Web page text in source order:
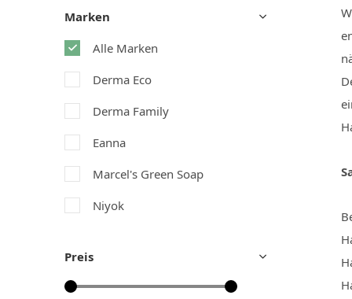
Marken
Alle Marken
Derma Eco
Derma Family
Eanna
Marcel's Green Soap
Niyok
Preis